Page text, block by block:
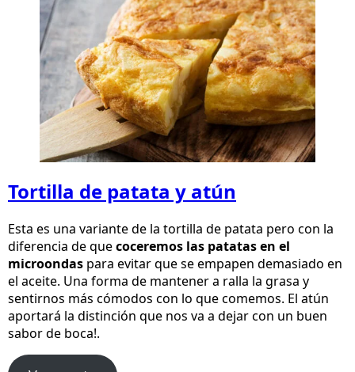
Tortilla de patata y atún
Esta es una variante de la tortilla de patata pero con la
diferencia de quecoceremos las patatas en el
microondas para evitar que se empapen demasiado en
el aceite. Una forma de mantener a ralla la grasa y
sentirnos más cómodos con lo que comemos. El atún
aportará la distinción que nos va a dejar con un buen
sabor de boca!.